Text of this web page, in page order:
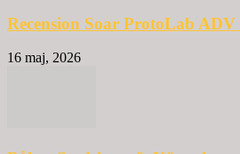
Recension Soar ProtoLab ADV
16 maj, 2026